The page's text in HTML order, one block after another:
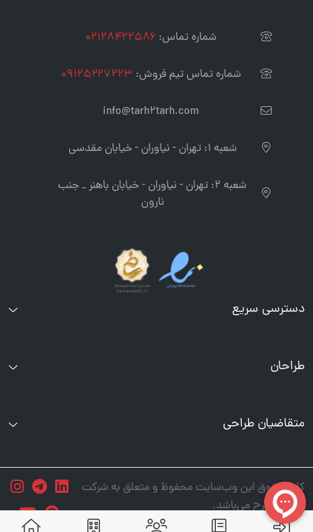
شماره تماس: ۰۲۱۲۸۴۲۲۵۸۶
شماره تماس تیم فروش: ۰۹۱۲۵۲۲۷۲۲۳
info@tarh۲tarh.com
شعبه ۱: تهران - نیاوران - خیابان مقدسی
شعبه ۲: تهران - نیاوران - خیابان باهنر _ جنب
نارون
دسترسی سریع
طراحان
متقاضیان طراحی
کلیه حقوق این وب‌سایت محفوظ و متعلق به شرکت
طرح تو طرح می‌باشد.